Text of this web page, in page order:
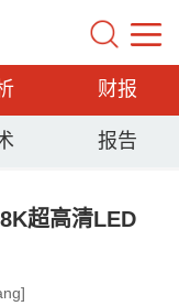
财报
报告
超高清LED